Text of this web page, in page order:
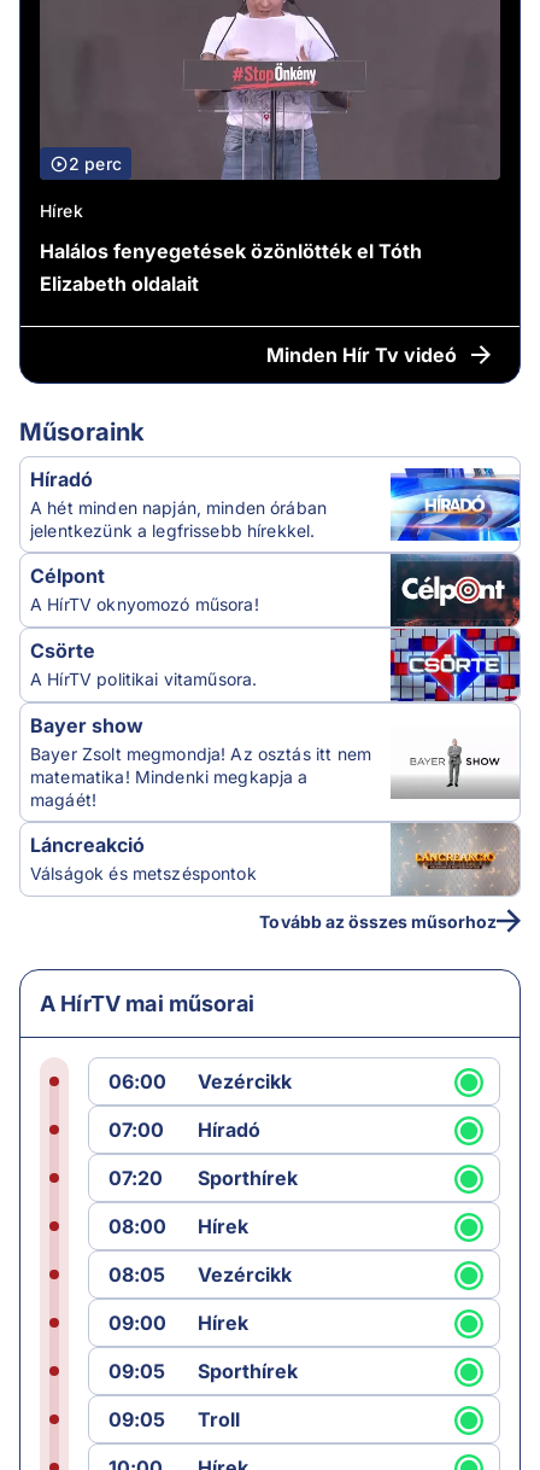
2 perc
Hírek
Halálos fenyegetések özönlötték el Tóth
Elizabeth oldalait
Minden Hír Tv videó
Műsoraink
Híradó
A hét minden napján, minden órában
jelentkezünk a legfrissebb hírekkel.
Célpont
A HírTV oknyomozó műsora!
Csörte
A HírTV politikai vitaműsora.
Bayer show
Bayer Zsolt megmondja! Az osztás itt nem
matematika! Mindenki megkapja a
magáét!
Láncreakció
Válságok és metszéspontok
Tovább az összes műsorhoz
A HírTV mai műsorai
06:00
Vezércikk
07:00
Híradó
07:20
Sporthírek
08:00
Hírek
08:05
Vezércikk
09:00
Hírek
09:05
Sporthírek
09:05
Troll